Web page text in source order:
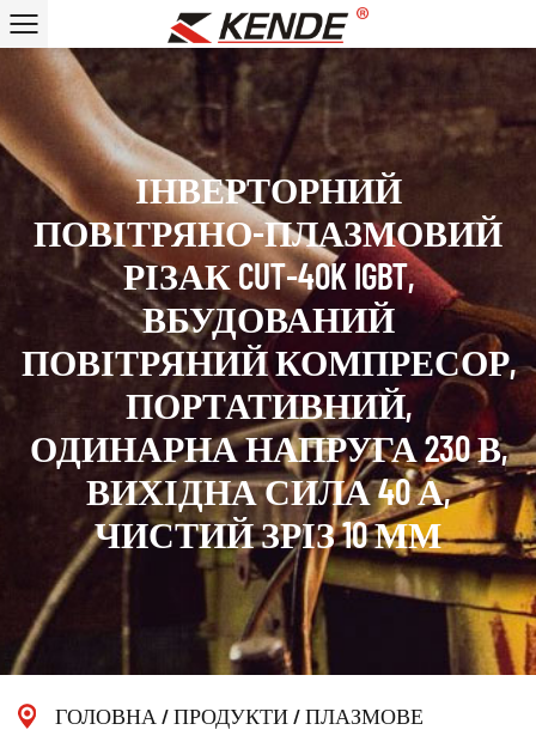
ІНВЕРТОРНИЙ
ПОВІТРЯНО-ПЛАЗМОВИЙ
РІЗАК CUT-40K IGBT,
ВБУДОВАНИЙ
ПОВІТРЯНИЙ КОМПРЕСОР,
ПОРТАТИВНИЙ,
ОДИНАРНА НАПРУГА 230 В,
ВИХІДНА СИЛА 40 А,
ЧИСТИЙ ЗРІЗ 10 ММ
ГОЛОВНА /ПРОДУКТИ/ПЛАЗМОВЕ